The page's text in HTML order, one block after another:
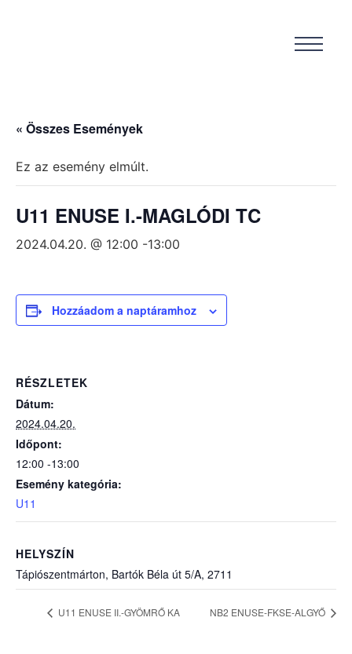
« Összes Események
Ez az esemény elmúlt.
U11 ENUSE I.-MAGLÓDI TC
2024.04.20. @ 12:00 -13:00
Hozzáadom a naptáramhoz
RÉSZLETEK
Dátum:
2024.04.20.
Időpont:
12:00 -13:00
Esemény kategória:
U11
HELYSZÍN
Tápiószentmárton, Bartók Béla út 5/A, 2711
U11 ENUSE II.-GYÖMRŐ KA NB2 ENUSE-FKSE-ALGYŐ